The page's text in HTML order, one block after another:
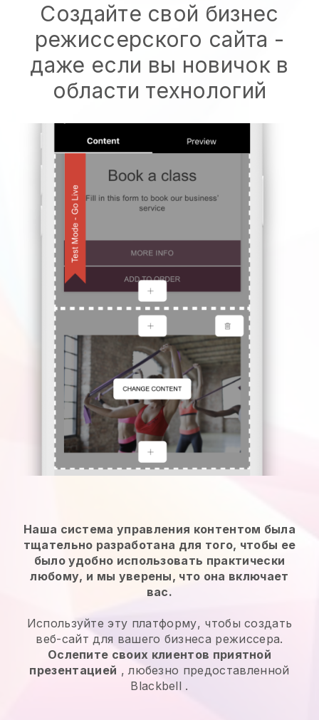
Создайте свой бизнес
режиссерского сайта -
даже если вы новичок в
области технологий
Наша система управления контентом была
тщательно разработана для того, чтобы ее
было удобно использовать практически
любому, и мы уверены, что она включает
вас.
Используйте эту платформу, чтобы создать
веб-сайт для вашего бизнеса режиссера.
Ослепите своих клиентов приятной
презентацией , любезно предоставленной
Blackbell .